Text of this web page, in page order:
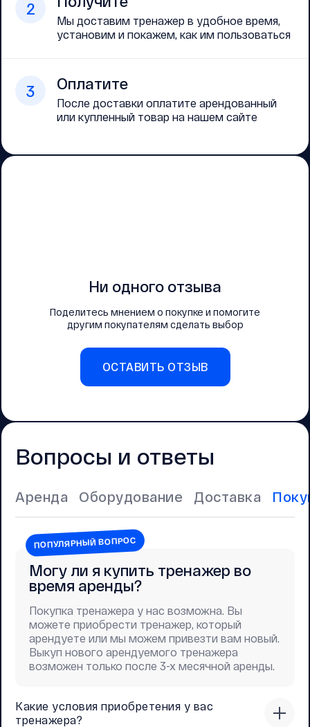
2
Мы доставим тренажер в удобное время,
установим и покажем, как им пользоваться
3 Оплатите
После доставки оплатите арендованный
или купленный товар на нашем сайте
Ни одного отзыва
Поделитесь мнением о покупке и помогите
другим покупателям сделать выбор
ОСТАВИТЬ ОТЗЫВ
Вопросы и ответы
Аренда Оборудование Доставка
Какие условия приобретения у вас
тренажера?
ПОПУЛЯРНЫЙ ВОПРОС
Могу ли я купить тренажер во
время аренды?
Покупка тренажера у нас возможна. Вы
можете приобрести тренажер, который
арендуете или мы можем привезти вам новый.
Выкуп нового арендуемого тренажера
возможен только после 3-х месячной аренды.